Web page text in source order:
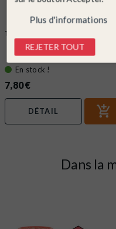
TAMIYA
Diluant pour peinture laquée
250ml - TAMIYA 87077
En stock !
7,80 €
DÉTAIL
Dans la
Plus d'informations
REJETER TOUT